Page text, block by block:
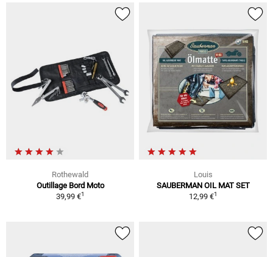
Rothewald
Outillage Bord Moto
39,99 €1
Louis
SAUBERMAN OIL MAT SET
12,99 €1